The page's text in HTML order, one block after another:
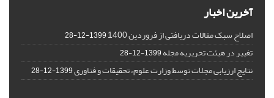
آخرین اخبار
اصلاح سبک مقالات دریافتی از فروردین 1400 1399-12-28
تغییر در هیئت تحریریه مجله1399-12-28
نتایج ارزیابی مجلات توسط وزارت علوم، تحقیقات و فناوری1399-12-28